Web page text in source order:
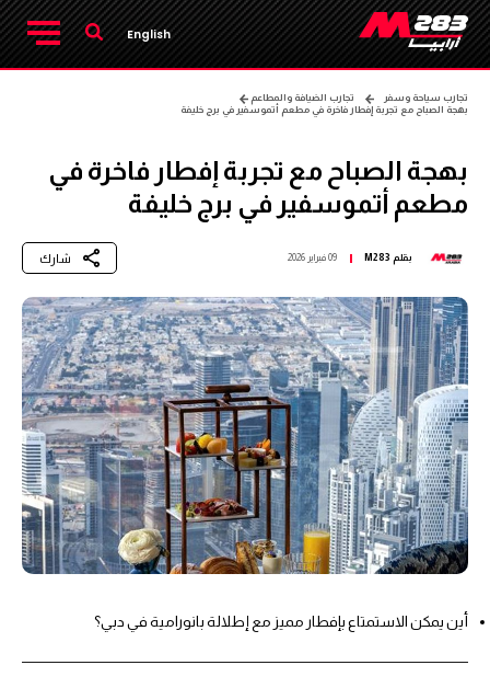
English
تجارب سياحة وسفر
تجارب الضيافة والمطاعم
بهجة الصباح مع تجربة إفطار فاخرة في مطعم أتموسفير في برج خليفة
بهجة الصباح مع تجربة إفطار فاخرة في
مطعم أتموسفير في برج خليفة
بقلم M283 09 فبراير 2026 شارك
أين يمكن الاستمتاع بإفطار مميز مع إطلالة بانورامية في دبي؟